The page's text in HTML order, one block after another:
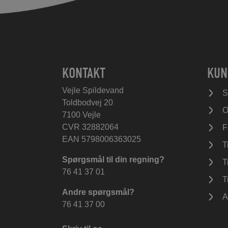
KONTAKT
Vejle Spildevand
Toldbodvej 20
7100 Vejle
CVR 32882064
EAN 5798006363025
Spørgsmål til din regning?
76 41 37 01
Andre spørgsmål?
76 41 37 00